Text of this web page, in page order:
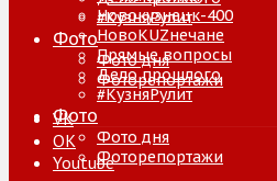
#КузняРулит
Фото
Фото дня
Фоторепортажи
VK
ОК
Youtube
Новокузнецк-400
НовоKUZнечане
Прямые вопросы
Дело прошлого
#КузняРулит
Фото
Фото дня
Фоторепортажи